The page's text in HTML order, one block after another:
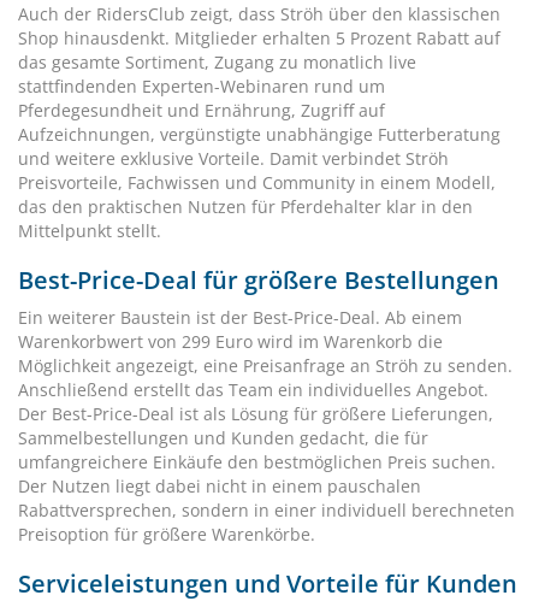
Auch der RidersClub zeigt, dass Ströh über den klassischen
Shop hinausdenkt. Mitglieder erhalten 5 Prozent Rabatt auf
das gesamte Sortiment, Zugang zu monatlich live
stattfindenden Experten-Webinaren rund um
Pferdegesundheit und Ernährung, Zugriff auf
Aufzeichnungen, vergünstigte unabhängige Futterberatung
und weitere exklusive Vorteile. Damit verbindet Ströh
Preisvorteile, Fachwissen und Community in einem Modell,
das den praktischen Nutzen für Pferdehalter klar in den
Mittelpunkt stellt.
Best-Price-Deal für größere Bestellungen
Ein weiterer Baustein ist der Best-Price-Deal. Ab einem
Warenkorbwert von 299 Euro wird im Warenkorb die
Möglichkeit angezeigt, eine Preisanfrage an Ströh zu senden.
Anschließend erstellt das Team ein individuelles Angebot.
Der Best-Price-Deal ist als Lösung für größere Lieferungen,
Sammelbestellungen und Kunden gedacht, die für
umfangreichere Einkäufe den bestmöglichen Preis suchen.
Der Nutzen liegt dabei nicht in einem pauschalen
Rabattversprechen, sondern in einer individuell berechneten
Preisoption für größere Warenkörbe.
Serviceleistungen und Vorteile für Kunden